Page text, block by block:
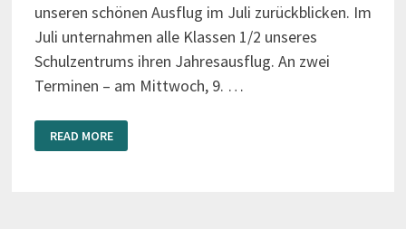
unseren schönen Ausflug im Juli zurückblicken. Im
Juli unternahmen alle Klassen 1/2 unseres
Schulzentrums ihren Jahresausflug. An zwei
Terminen – am Mittwoch, 9. …
ABENTEUER
DER
READ MORE